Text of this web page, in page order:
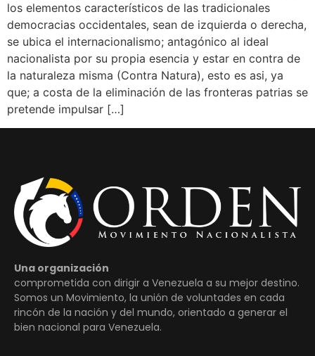
los elementos característicos de las tradicionales
democracias occidentales, sean de izquierda o derecha,
se ubica el internacionalismo; antagónico al ideal
nacionalista por su propia esencia y estar en contra de
la naturaleza misma (Contra Natura), esto es asi, ya
que; a costa de la eliminación de las fronteras patrias se
pretende impulsar […]
Una organización
comprometida con dirigir a Venezuela a su mejor destino.
Somos un Movimiento, la unión de voluntades en cada
rincón de la nación y del mundo, orientado a generar el
bien nacional para Venezuela.